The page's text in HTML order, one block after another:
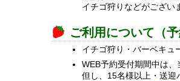
イチゴ狩りなどがござい
ご利用について（予
イチゴ狩り・バーベキュ
WEB予約受付期間中は
但し、15名様以上・送迎